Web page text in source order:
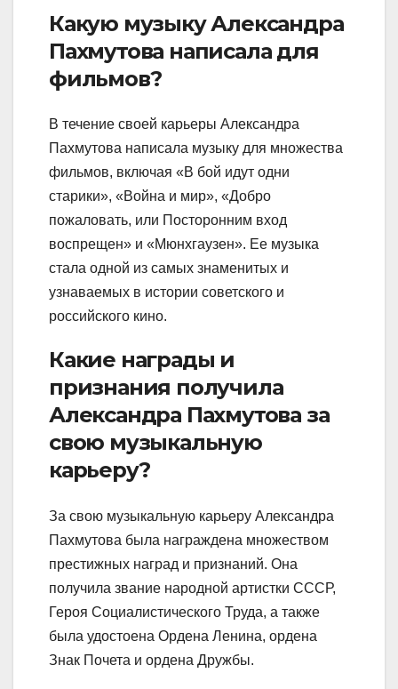
Какую музыку Александра
Пахмутова написала для
фильмов?
В течение своей карьеры Александра
Пахмутова написала музыку для множества
фильмов, включая «В бой идут одни
старики», «Война и мир», «Добро
пожаловать, или Посторонним вход
воспрещен» и «Мюнхгаузен». Ее музыка
стала одной из самых знаменитых и
узнаваемых в истории советского и
российского кино.
Какие награды и
признания получила
Александра Пахмутова за
свою музыкальную
карьеру?
За свою музыкальную карьеру Александра
Пахмутова была награждена множеством
престижных наград и признаний. Она
получила звание народной артистки СССР,
Героя Социалистического Труда, а также
была удостоена Ордена Ленина, ордена
Знак Почета и ордена Дружбы.